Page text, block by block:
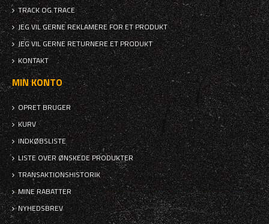
TRACK OG TRACE
JEG VIL GERNE REKLAMERE FOR ET PRODUKT
JEG VIL GERNE RETURNERE ET PRODUKT
KONTAKT
MIN KONTO
OPRET BRUGER
KURV
INDKØBSLISTE
LISTE OVER ØNSKEDE PRODUKTER
TRANSAKTIONSHISTORIK
MINE RABATTER
NYHEDSBREV